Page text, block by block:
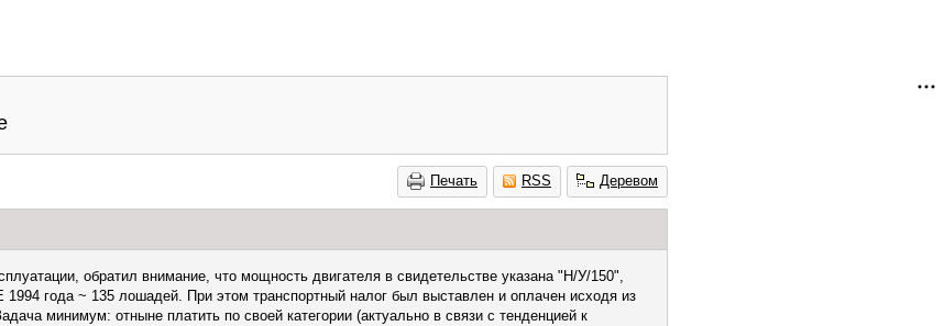
Печать RSS Деревом
обратил внимание, что мощность двигателя в свидетельстве указана "Н/У/150",
1994 года ~ 135 лошадей. При этом транспортный налог был выставлен и оплачен исходя из
минимум: отныне платить по своей категории (актуально в связи с тенденцией к